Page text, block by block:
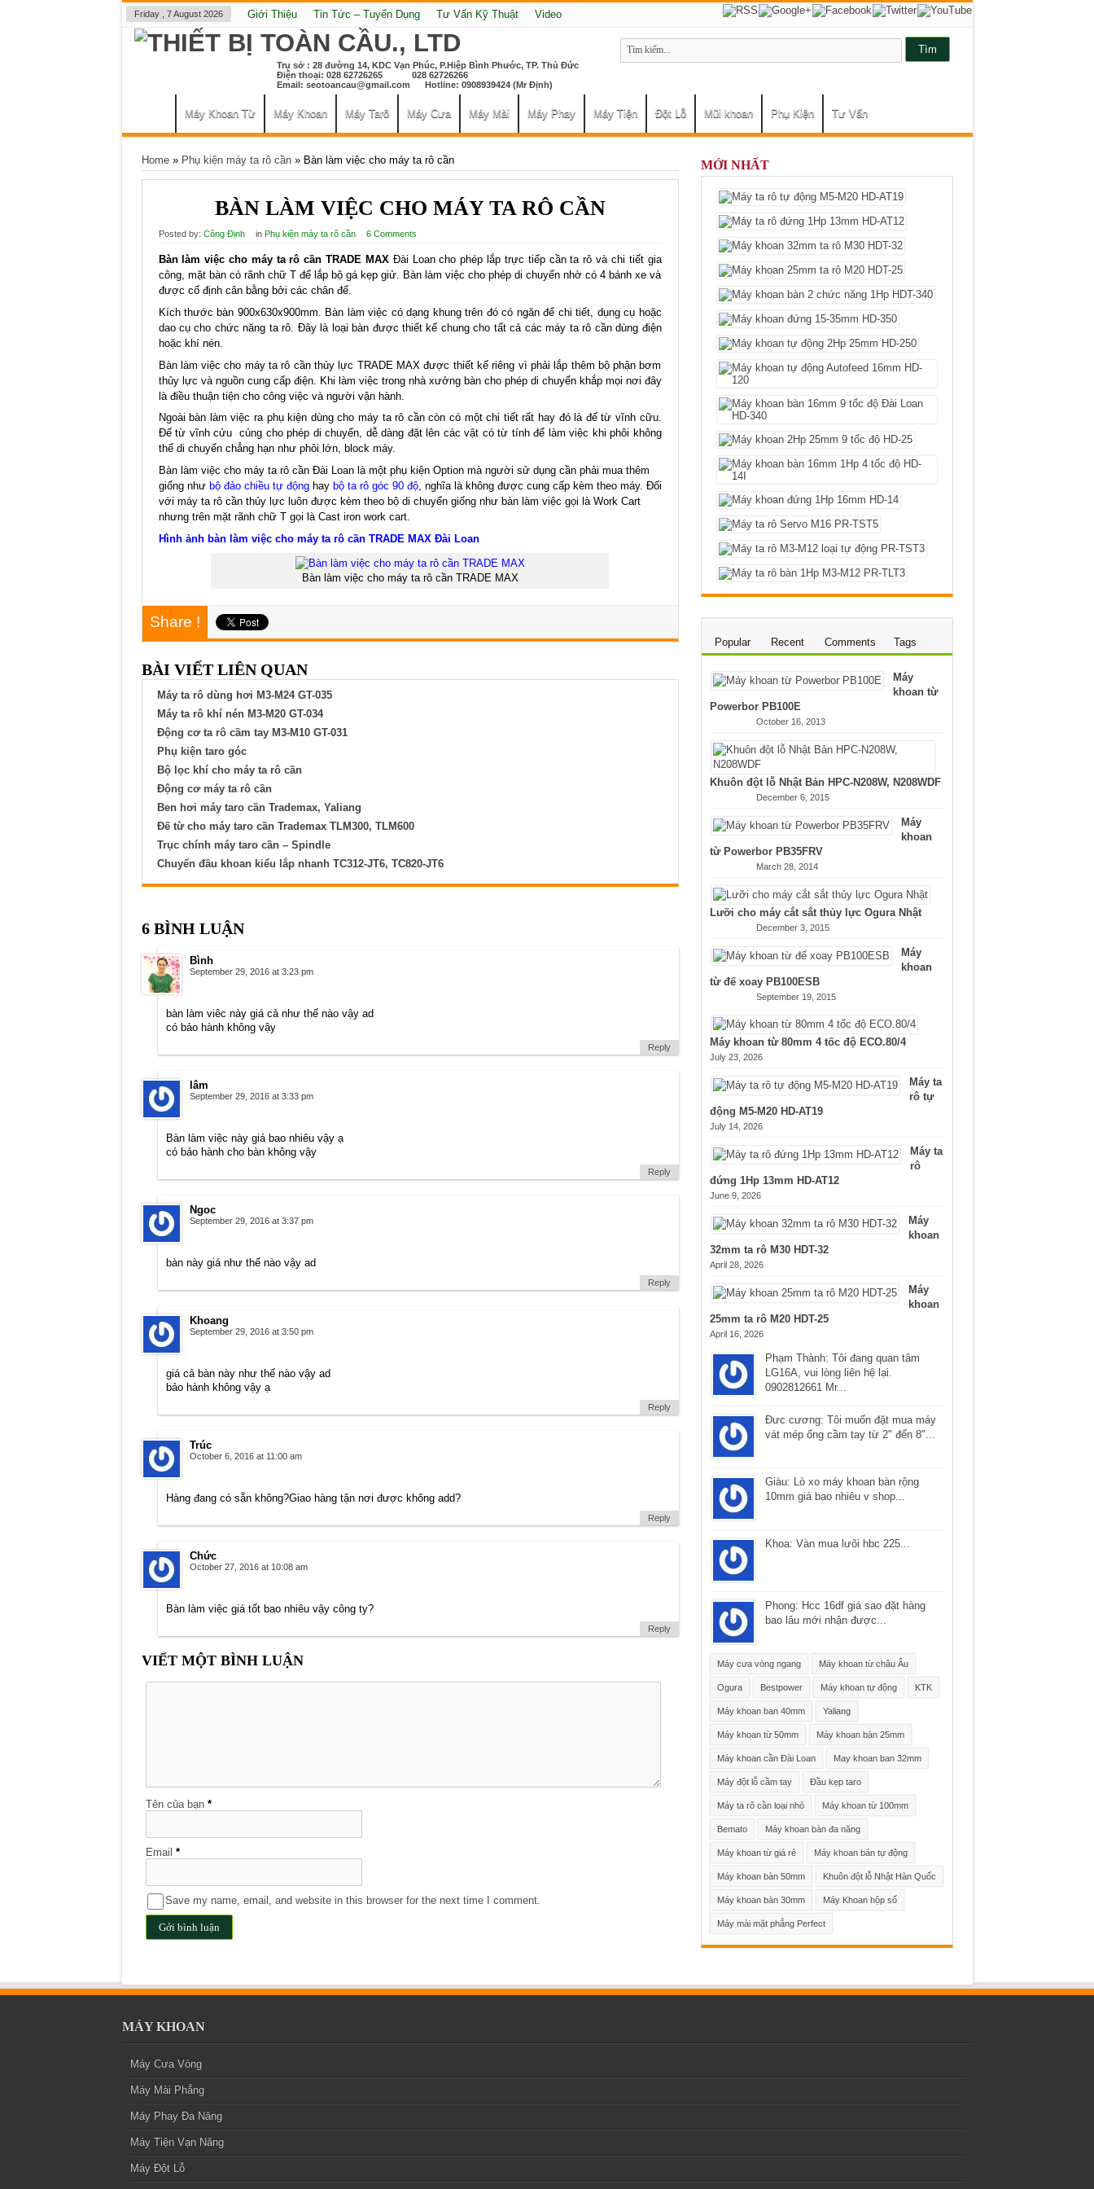
Friday , 7 August 2026 Giới Thiệu Tin Tức – Tuyển Dụng Tư Vấn Kỹ Thuật Video
Trụ sở : 28 đường 14, KDC Vạn Phúc, P.Hiệp Bình Phước, TP. Thủ Đức
Điện thoại: 028 62726265 028 62726266
Email: seotoancau@gmail.com Hotline: 0908939424 (Mr Định)
Máy Khoan Từ Máy Khoan Máy Tarô Máy Cưa Máy Mài Máy Phay Máy Tiện Đột Lỗ Mũi khoan Phụ Kiện Tư Vấn
Home» Phụ kiện máy ta rô cần» Bàn làm việc cho máy ta rô cần
BÀN LÀM VIỆC CHO MÁY TA RÔ CẦN
Posted by: Công Định in Phụ kiện máy ta rô cần 6 Comments
Bàn làm việc cho máy ta rô cần TRADE MAXĐài Loan cho phép lắp trực tiếp cần ta rô và chi tiết gia
công, mặt bàn có rãnh chữ T để lắp bộ gá kẹp giử. Bàn làm việc cho phép di chuyển nhờ có 4 bánh xe và
được cố định cân bằng bởi các chân đế.
Kích thước bàn 900x630x900mm. Bàn làm việc có dạng khung trên đó có ngăn để chi tiết, dụng cụ hoặc
dao cụ cho chức năng ta rô. Đây là loại bàn được thiết kế chung cho tất cả các máy ta rô cần dùng điện
hoặc khí nén.
Bàn làm việc cho máy ta rô cần thủy lực TRADE MAX được thiết kế riêng vì phải lắp thêm bộ phận bơm
thủy lực và nguồn cung cấp điện. Khi làm việc trong nhà xưởng bàn cho phép di chuyển khắp mọi nơi đây
là điều thuận tiện cho công việc và người vận hành.
Ngoài bàn làm việc ra phụ kiện dùng cho máy ta rô cần còn có một chi tiết rất hay đó là đế từ vĩnh cữu.
Đế từ vĩnh cửu củng cho phép di chuyển, dễ dàng đặt lên các vật có từ tính để làm việc khi phôi không
thể di chuyển chẳng hạn như phôi lớn, block máy.
Bàn làm việc cho máy ta rô cần Đài Loan là một phụ kiện Option mà người sử dụng cần phải mua thêm
giống như bộ đảo chiều tự độnghay bộ ta rô góc 90 độ, nghĩa là không được cung cấp kèm theo máy. Đối
với máy ta rô cần thủy lực luôn được kèm theo bộ di chuyển giống như bàn làm việc gọi là Work Cart
nhưng trên mặt rãnh chữ T gọi là Cast iron work cart.
Hình ảnh bàn làm việc cho máy ta rô cần TRADE MAX Đài Loan
Bàn làm việc cho máy ta rô cần TRADE MAX
Share !
BÀI VIẾT LIÊN QUAN
Máy ta rô dùng hơi M3-M24 GT-035
Máy ta rô khí nén M3-M20 GT-034
Động cơ ta rô cầm tay M3-M10 GT-031
Phụ kiện taro góc
Bộ lọc khí cho máy ta rô cần
Động cơ máy ta rô cần
Ben hơi máy taro cần Trademax, Yaliang
Đế từ cho máy taro cần Trademax TLM300, TLM600
Trục chính máy taro cần – Spindle
Chuyển đầu khoan kiểu lắp nhanh TC312-JT6, TC820-JT6
6 BÌNH LUẬN
Bình
September 29, 2016 at 3:23 pm
bàn làm viêc này giá cả như thế nào vậy ad
có bảo hành không vậy
Reply
lâm
September 29, 2016 at 3:33 pm
Bàn làm việc này giá bao nhiêu vậy ạ
có bảo hành cho bàn không vậy
Reply
Ngoc
September 29, 2016 at 3:37 pm
bàn này giá như thế nào vậy ad
Reply
Khoang
September 29, 2016 at 3:50 pm
giá cả bàn này như thế nào vậy ad
bảo hành không vậy ạ
Reply
Trúc
October 6, 2016 at 11:00 am
Hàng đang có sẵn không?Giao hàng tận nơi được không add?
Reply
Chức
October 27, 2016 at 10:08 am
Bàn làm việc giá tốt bao nhiêu vậy công ty?
Reply
VIẾT MỘT BÌNH LUẬN
Tên của bạn *
Email *
Save my name, email, and website in this browser for the next time I comment.
MỚI NHẤT
Popular Recent Comments Tags
Máy
khoan từ
Powerbor PB100E
October 16, 2013
Khuôn đột lỗ Nhật Bản HPC-N208W, N208WDF
December 6, 2015
Máy
khoan
từ Powerbor PB35FRV
March 28, 2014
Lưỡi cho máy cắt sắt thủy lực Ogura Nhật
December 3, 2015
Máy
khoan
từ đế xoay PB100ESB
September 19, 2015
Máy khoan từ 80mm 4 tốc độ ECO.80/4
July 23, 2026
Máy ta
rô tự
động M5-M20 HD-AT19
July 14, 2026
Máy ta
rô
đứng 1Hp 13mm HD-AT12
June 9, 2026
Máy
khoan
32mm ta rô M30 HDT-32
April 28, 2026
Máy
khoan
25mm ta rô M20 HDT-25
April 16, 2026
Phạm Thành: Tôi đang quan tâm
LG16A, vui lòng liên hệ lại.
0902812661 Mr...
Ðưc cương: Tôi muốn đặt mua máy
vát mép ống cầm tay từ 2" đến 8"...
Giàu: Lò xo máy khoan bàn rộng
10mm giá bao nhiêu v shop...
Khoa: Vàn mua lưõi hbc 225...
Phong: Hcc 16df giá sao đặt hàng
bao lâu mới nhận được...
Máy cưa vòng ngang Máy khoan từ châu Âu
Ogura Bestpower Máy khoan tự động KTK
Máy khoan ban 40mm Yaliang
Máy khoan từ 50mm Máy khoan bàn 25mm
Máy khoan cần Đài Loan May khoan ban 32mm
Máy đột lỗ cầm tay Đầu kẹp taro
Máy ta rô cần loại nhỏ Máy khoan từ 100mm
Bemato Máy khoan bàn đa năng
Máy khoan từ giá rẻ Máy khoan bán tự động
Máy khoan bàn 50mm Khuôn đột lỗ Nhật Hàn Quốc
Máy khoan bàn 30mm Máy Khoan hộp số
Máy mài mặt phẳng Perfect
MÁY KHOAN
Máy Cưa Vòng
Máy Mài Phẳng
Máy Phay Đa Năng
Máy Tiện Vạn Năng
Máy Đột Lỗ